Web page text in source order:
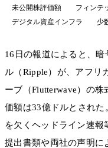
未公開株評価額
フィンテ
デジタル資産インフラ
少
16日の報道によると、
ル（Ripple）が、アフリ
ーブ（Flutterwave）の
価額は33億ドルとされ
を欠くヘッドライン速
提出書類や両社の声明に